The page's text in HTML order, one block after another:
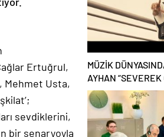
Ertuğrul,
Mehmet Usta,
sevdiklerini,
bir senaryoyla
MÜZİK
AYHAN
DÖNDÜ!